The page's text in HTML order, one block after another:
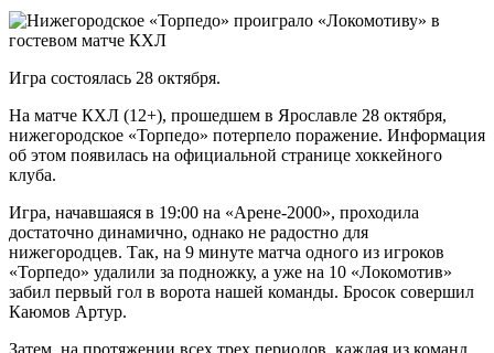
Игра состоялась 28 октября.
На матче КХЛ (12+), прошедшем в Ярославле 28 октября,
нижегородское «Торпедо» потерпело поражение. Информация
об этом появилась на официальной странице хоккейного
клуба.
Игра, начавшаяся в 19:00 на «Арене-2000», проходила
достаточно динамично, однако не радостно для
нижегородцев. Так, на 9 минуте матча одного из игроков
«Торпедо» удалили за подножку, а уже на 10 «Локомотив»
забил первый гол в ворота нашей команды. Бросок совершил
Каюмов Артур.